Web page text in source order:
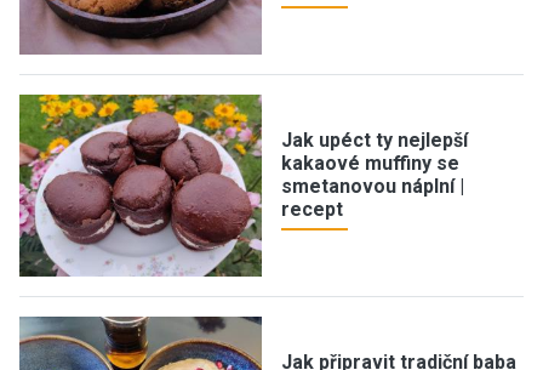
Jak upéct ty nejlepší
kakaové muffiny se
smetanovou náplní |
recept
Jak připravit tradiční baba